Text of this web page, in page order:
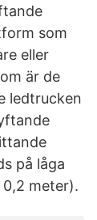
som
eller
är de
ledtrucken
på låga
meter).